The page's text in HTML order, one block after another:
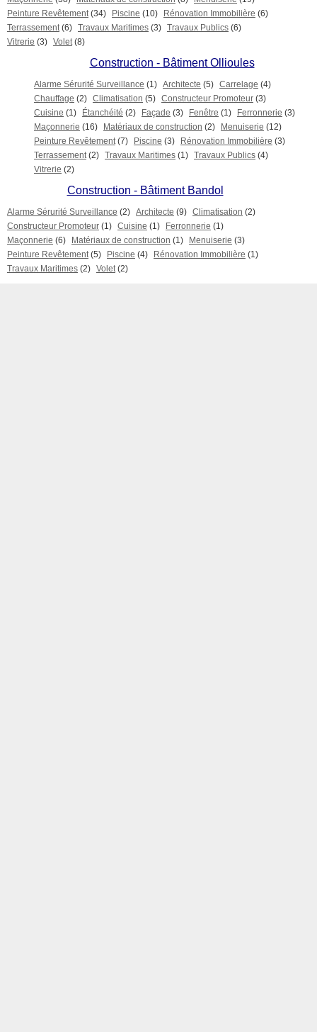
Peinture Revêtement (34) Piscine (10) Rénovation Immobilière (6)
Terrassement (6) Travaux Maritimes (3) Travaux Publics (6)
Vitrerie (3) Volet (8)
Construction - Bâtiment Ollioules
Alarme Sérurité Surveillance (1) Architecte (5) Carrelage (4)
Chauffage (2) Climatisation (5) Constructeur Promoteur (3)
Cuisine (1) Étanchéité (2) Façade (3) Fenêtre (1) Ferronnerie (3)
Maçonnerie (16) Matériaux de construction (2) Menuiserie (12)
Peinture Revêtement (7) Piscine (3) Rénovation Immobilière (3)
Terrassement (2) Travaux Maritimes (1) Travaux Publics (4)
Vitrerie (2)
Construction - Bâtiment Bandol
Alarme Sérurité Surveillance (2) Architecte (9) Climatisation (2)
Constructeur Promoteur (1) Cuisine (1) Ferronnerie (1)
Maçonnerie (6) Matériaux de construction (1) Menuiserie (3)
Peinture Revêtement (5) Piscine (4) Rénovation Immobilière (1)
Travaux Maritimes (2) Volet (2)